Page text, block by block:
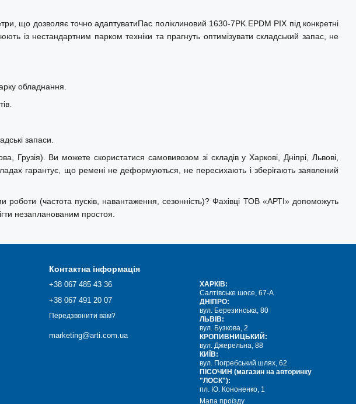
що дозволяє точно адаптуватиПас поліклиновий 1630-7PK EPDM PIX під конкретні
із нестандартним парком техніки та прагнуть оптимізувати складський запас, не
обладнання.
запаси.
Ви можете скористатися самовивозом зі складів у Харкові, Дніпрі, Львові,
гарантує, що ремені не деформуються, не пересихають і зберігають заявлений
(частота пусків, навантаження, сезонність)? Фахівці ТОВ «АРТІ» допоможуть
незапланованим простоя.
Контактна інформація
+38 067 485 43 36
+38 067 491 20 07
Передзвонити вам?
marketing@arti.com.ua
ХАРКІВ:
Салтівське шосе, 67-А
ДНІПРО:
вул. Березинська, 80
ЛЬВІВ:
вул. Бузкова, 2
КРОПИВНИЦЬКИЙ:
вул. Джерельна, 88
КИЇВ:
вул. Погребський шлях, 62
ПІСОЧИН (магазин на авторинку
"ЛОСК"):
пл. Ю. Кононенко, 1
Мапа проїзду